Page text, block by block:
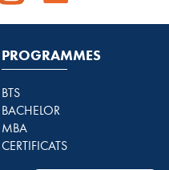
PROGRAMMES
BTS
BACHELOR
MBA
CERTIFICATS